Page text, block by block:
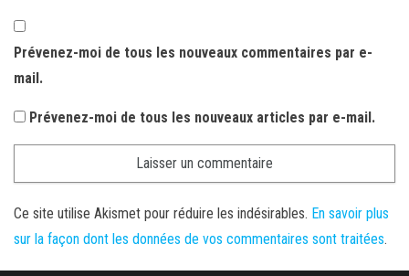
Prévenez-moi de tous les nouveaux commentaires par e-
mail.
Prévenez-moi de tous les nouveaux articles par e-mail.
Ce site utilise Akismet pour réduire les indésirables. En savoir plus
sur la façon dont les données de vos commentaires sont traitées.